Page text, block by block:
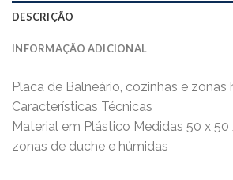
DESCRIÇÃO
INFORMAÇÃO ADICIONAL
Placa de Balneário, cozinhas e zonas
Características Técnicas
Material em Plástico Medidas 50 x 50
zonas de duche e húmidas